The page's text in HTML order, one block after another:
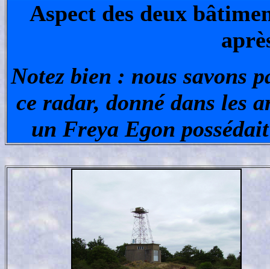
Aspect des deux
Notez bien : nous savons
ce radar, donné dans les
un Freya Egon